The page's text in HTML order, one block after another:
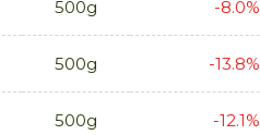
500g -8.0%
500g -13.8%
500g -12.1%